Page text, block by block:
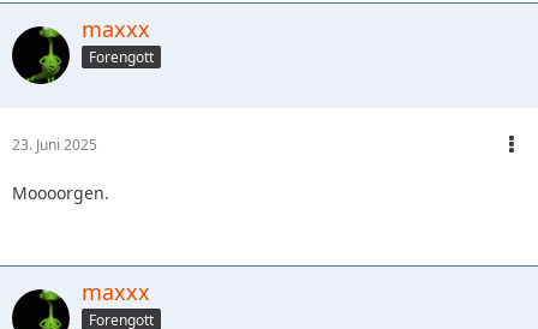
maxxx
Forengott
23. Juni 2025
Moooorgen.
maxxx
Forengott